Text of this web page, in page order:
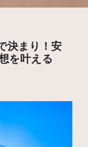
決まり！安
を叶える